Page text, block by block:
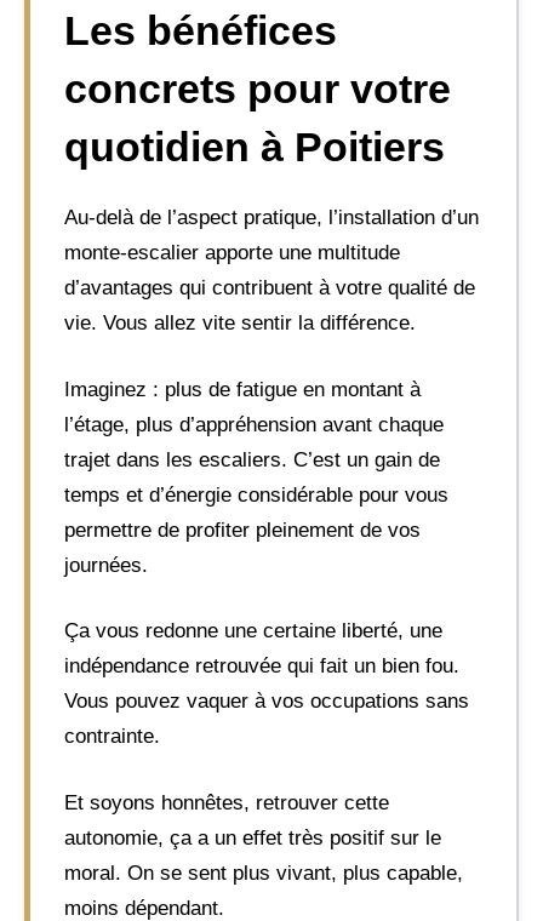
Les bénéfices
concrets pour votre
quotidien à Poitiers
Au-delà de l’aspect pratique, l’installation d’un
monte-escalier apporte une multitude
d’avantages qui contribuent à votre qualité de
vie. Vous allez vite sentir la différence.
Imaginez : plus de fatigue en montant à
l’étage, plus d’appréhension avant chaque
trajet dans les escaliers. C’est un gain de
temps et d’énergie considérable pour vous
permettre de profiter pleinement de vos
journées.
Ça vous redonne une certaine liberté, une
indépendance retrouvée qui fait un bien fou.
Vous pouvez vaquer à vos occupations sans
contrainte.
Et soyons honnêtes, retrouver cette
autonomie, ça a un effet très positif sur le
moral. On se sent plus vivant, plus capable,
moins dépendant.